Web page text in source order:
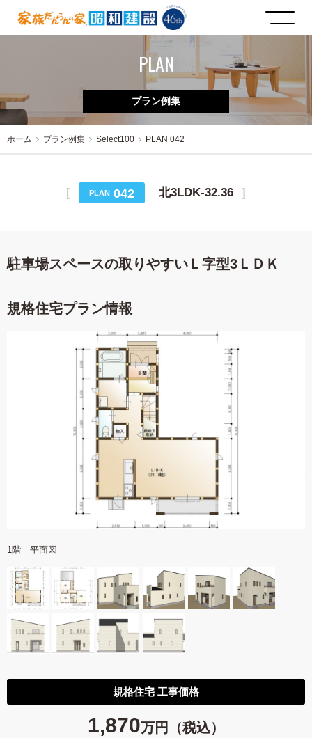
PLAN
プラン例集
ホーム プラン例集 Select100 PLAN 042
PLAN 042 北3LDK-32.36
駐車場スペースの取りやすいＬ字型3ＬＤＫ
規格住宅プラン情報
1階 平面図
規格住宅 工事価格
1,870万円（税込）